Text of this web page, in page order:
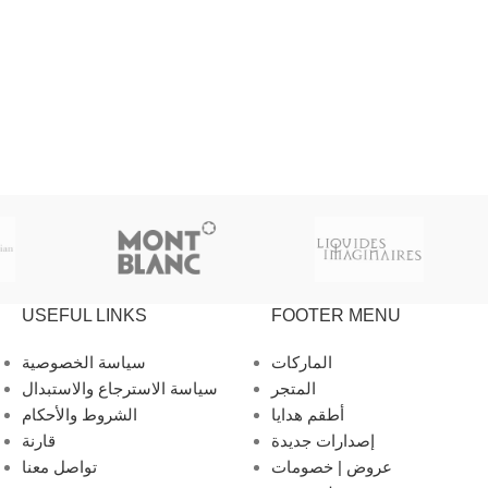
USEFUL LINKS
سياسة الخصوصية
سياسة الاسترجاع والاستبدال
الشروط والأحكام
قارنة
تواصل معنا
FOOTER MENU
الماركات
المتجر
أطقم هدايا
إصدارات جديدة
عروض | خصومات